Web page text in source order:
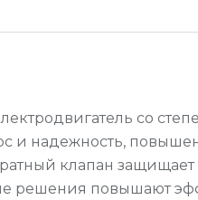
со
и надежность,
клапан защищает
решения повышают